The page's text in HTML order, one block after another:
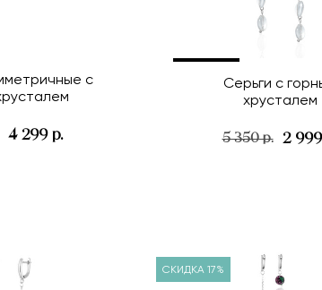
с
4 299 р.
Серьги с
хрусталем
5 350 р. 2
СКИДКА 17%